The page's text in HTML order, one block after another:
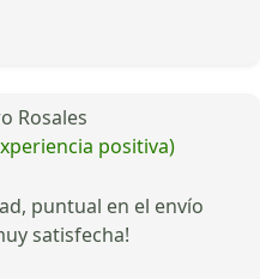
Rosales
positiva)
puntual en el envío
satisfecha!